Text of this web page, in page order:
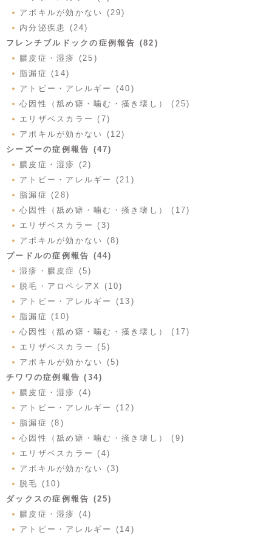
アポキルが効かない (29)
内分泌疾患 (24)
フレンチブルドックの症例報告 (82)
膿皮症・湿疹 (25)
脂漏症 (14)
アトピー・アレルギー (40)
心因性（舐め癖・噛む・掻き壊し） (25)
エリザベスカラー (7)
アポキルが効かない (12)
シーズーの症例報告 (47)
膿皮症・湿疹 (2)
アトピー・アレルギー (21)
脂漏症 (28)
心因性（舐め癖・噛む・掻き壊し） (17)
エリザベスカラー (3)
アポキルが効かない (8)
プードルの症例報告 (44)
湿疹・膿皮症 (5)
脱毛・アロペシアX (10)
アトピー・アレルギー (13)
脂漏症 (10)
心因性（舐め癖・噛む・掻き壊し） (17)
エリザベスカラー (5)
アポキルが効かない (5)
チワワの症例報告 (34)
膿皮症・湿疹 (4)
アトピー・アレルギー (12)
脂漏症 (8)
心因性（舐め癖・噛む・掻き壊し） (9)
エリザベスカラー (4)
アポキルが効かない (3)
脱毛 (10)
ダックスの症例報告 (25)
膿皮症・湿疹 (4)
アトピー・アレルギー (14)